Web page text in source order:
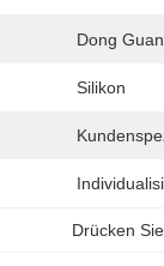
Dong
Silikon
Drücken